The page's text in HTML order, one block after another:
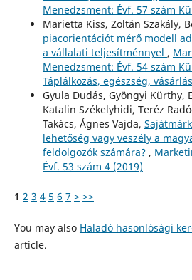
Menedzsment: Évf. 57 szám
Marietta Kiss, Zoltán Szakály,
piacorientációt mérő modell
a vállalati teljesítménnyel ,
Menedzsment: Évf. 54 szám
Táplálkozás, egészség,
Gyula Dudás, Gyöngyi Kürthy,
Katalin Székelyhidi, Teréz
Takács, Ágnes Vajda,
lehetőség vagy veszély a
feldolgozók számára? ,
Évf. 53 szám 4 (2019)
1 2 3 4 5 6 7 > >>
You may also Haladó hasonlósági
article.